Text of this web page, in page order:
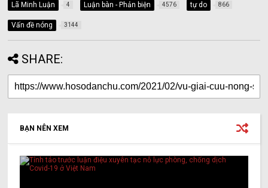
Lã Minh Luận 4 Luận bàn - Phản biện 4576 tự do 866
Vấn đề nóng 3144
SHARE:
BẠN NÊN XEM